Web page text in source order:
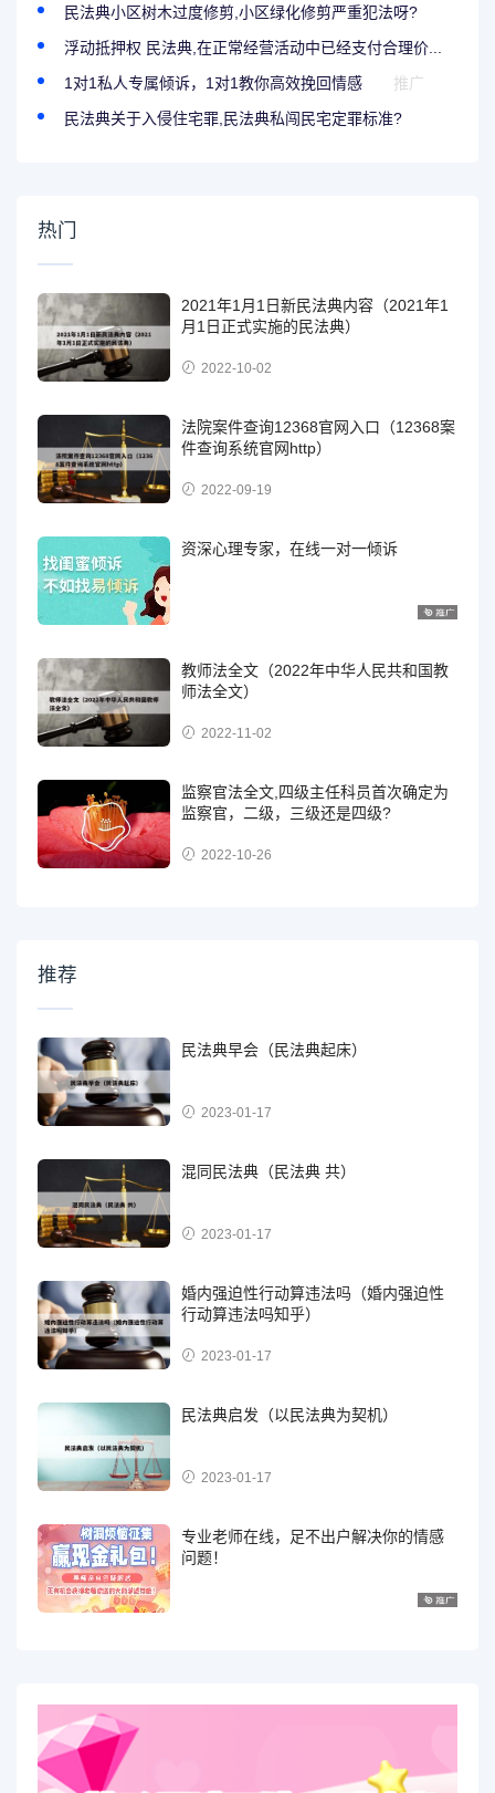
民法典小区树木过度修剪,小区绿化修剪严重犯法呀?
浮动抵押权 民法典,在正常经营活动中已经支付合理价...
1对1私人专属倾诉，1对1教你高效挽回情感
推广
民法典关于入侵住宅罪,民法典私闯民宅定罪标准?
热门
2021年1月1日新民法典内容（2021年1
月1日正式实施的民法典）
2022-10-02
法院案件查询12368官网入口（12368案
件查询系统官网http）
2022-09-19
资深心理专家，在线一对一倾诉
教师法全文（2022年中华人民共和国教
师法全文）
2022-11-02
监察官法全文,四级主任科员首次确定为
监察官，二级，三级还是四级?
2022-10-26
推荐
民法典早会（民法典起床）
2023-01-17
混同民法典（民法典 共）
2023-01-17
婚内强迫性行动算违法吗（婚内强迫性
行动算违法吗知乎）
2023-01-17
民法典启发（以民法典为契机）
2023-01-17
专业老师在线，足不出户解决你的情感
问题！